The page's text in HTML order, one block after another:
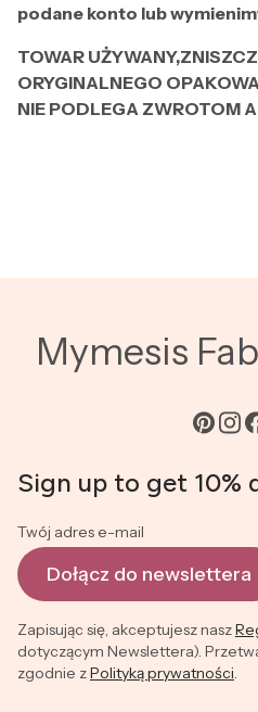
podane konto lub
TOWAR
ORYGINALNEGO
NIE PODLEGA ZWROTOM
Mymesis
Sign up to get 10%
Twój adres e-mail
Dołącz do newslettera
Zapisując się, akceptujesz nasz
dotyczącym Newslettera).
zgodnie zPolityką prywatności.